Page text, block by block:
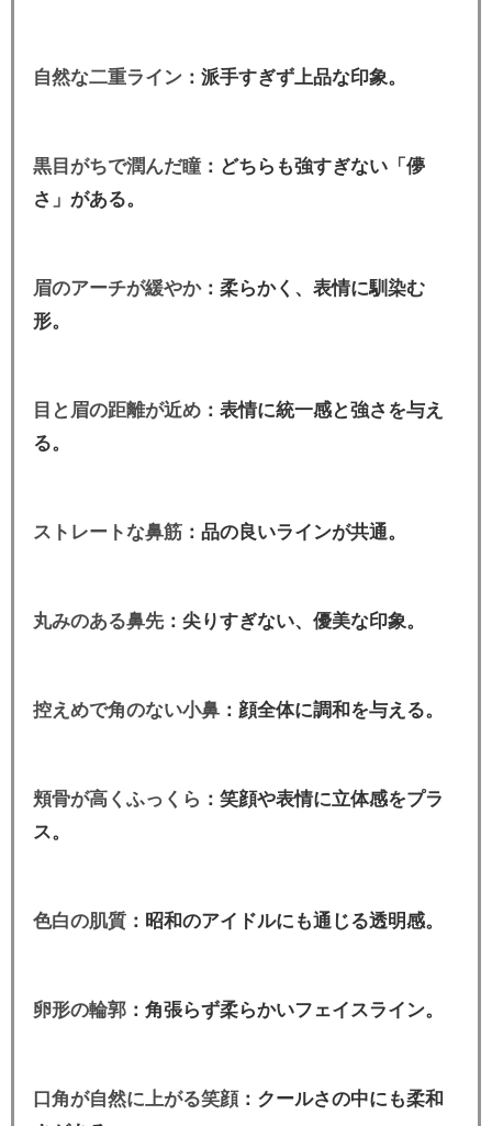
自然な二重ライン ：派手すぎず上品な印象。
黒目がちで潤んだ瞳 ：どちらも強すぎない「儚
さ」がある。
眉のアーチが緩やか：柔らかく、表情に馴染む
形。
目と眉の距離が近め ：表情に統一感と強さを与え
る。
ストレートな鼻筋 ：品の良いラインが共通。
丸みのある鼻先：尖りすぎない、優美な印象。
控えめで角のない小鼻 ：顔全体に調和を与える。
頬骨が高くふっくら ：笑顔や表情に立体感をプラ
ス。
色白の肌質 ：昭和のアイドルにも通じる透明感。
卵形の輪郭 ：角張らず柔らかいフェイスライン。
口角が自然に上がる笑顔：クールさの中にも柔和